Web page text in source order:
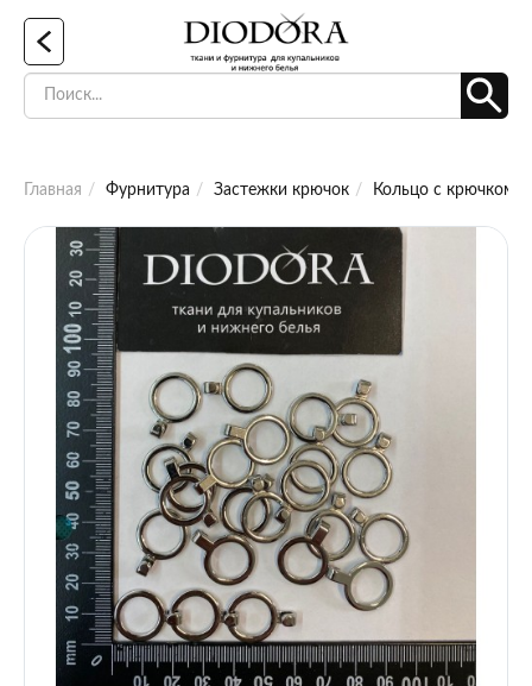
Главная Фурнитура Застежки крючок Кольцо с крючком